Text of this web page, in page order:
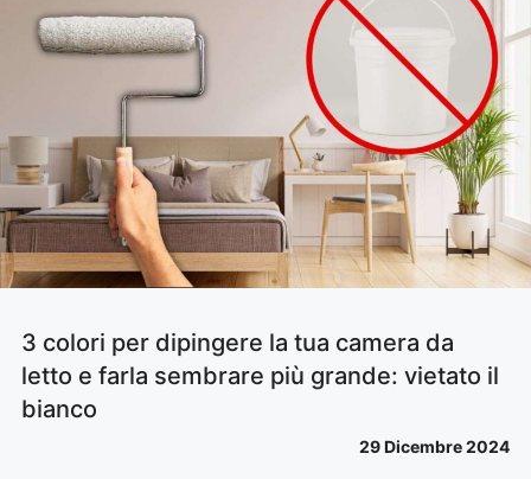
3 colori per dipingere la tua camera da
letto e farla sembrare più grande: vietato il
bianco
29 Dicembre 2024